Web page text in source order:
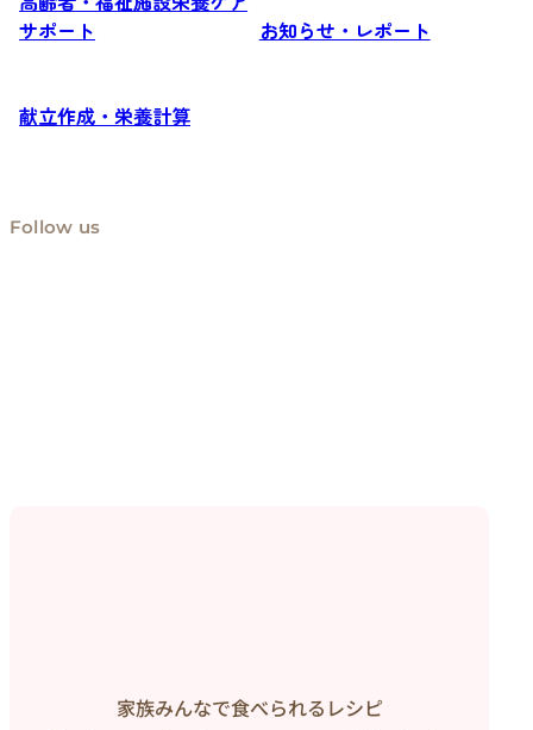
サポート
献立作成・栄養計算
お知らせ・レポート
Follow us
家族みんなで食べられるレシピ